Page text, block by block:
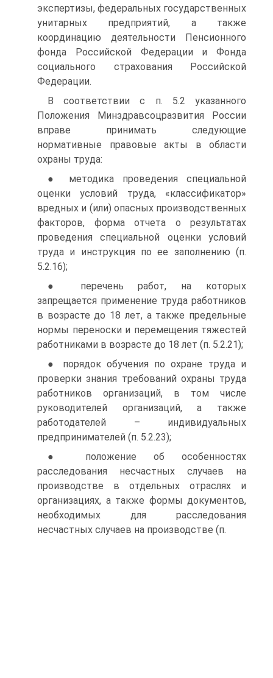
экспертизы, федеральных государственных
унитарных предприятий, а также
координацию деятельности Пенсионного
фонда Российской Федерации и Фонда
социального страхования Российской
Федерации.
В соответствии с п. 5.2 указанного
Положения Минздравсоцразвития России
вправе принимать следующие
нормативные правовые акты в области
охраны труда:
● методика проведения специальной
оценки условий труда, «классификатор»
вредных и (или) опасных производственных
факторов, форма отчета о результатах
проведения специальной оценки условий
труда и инструкция по ее заполнению (п.
5.2.16);
● перечень работ, на которых
запрещается применение труда работников
в возрасте до 18 лет, а также предельные
нормы переноски и перемещения тяжестей
работниками в возрасте до 18 лет (п. 5.2.21);
● порядок обучения по охране труда и
проверки знания требований охраны труда
работников организаций, в том числе
руководителей организаций, а также
работодателей – индивидуальных
предпринимателей (п. 5.2.23);
● положение об особенностях
расследования несчастных случаев на
производстве в отдельных отраслях и
организациях, а также формы документов,
необходимых для расследования
несчастных случаев на производстве (п.